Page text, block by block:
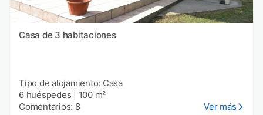
Casa de 3 habitaciones
Tipo de alojamiento: Casa
6 huéspedes
100 m²
Comentarios: 8
Ver más